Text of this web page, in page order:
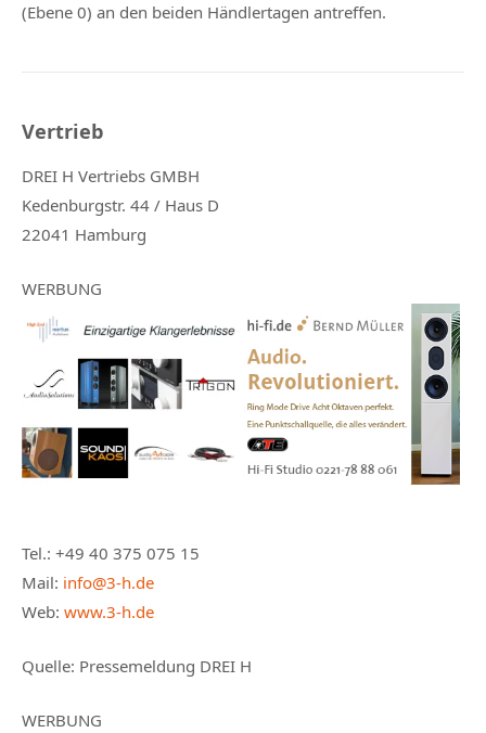
(Ebene 0) an den beiden Händlertagen antreffen.
Vertrieb
DREI H Vertriebs GMBH
Kedenburgstr. 44 / Haus D
22041 Hamburg
WERBUNG
Tel.: +49 40 375 075 15
Mail: info@3-h.de
Web: www.3-h.de
Quelle: Pressemeldung DREI H
WERBUNG